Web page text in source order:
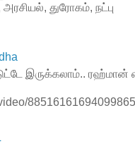
துரோகம், நட்பு
இருக்கலாம்..